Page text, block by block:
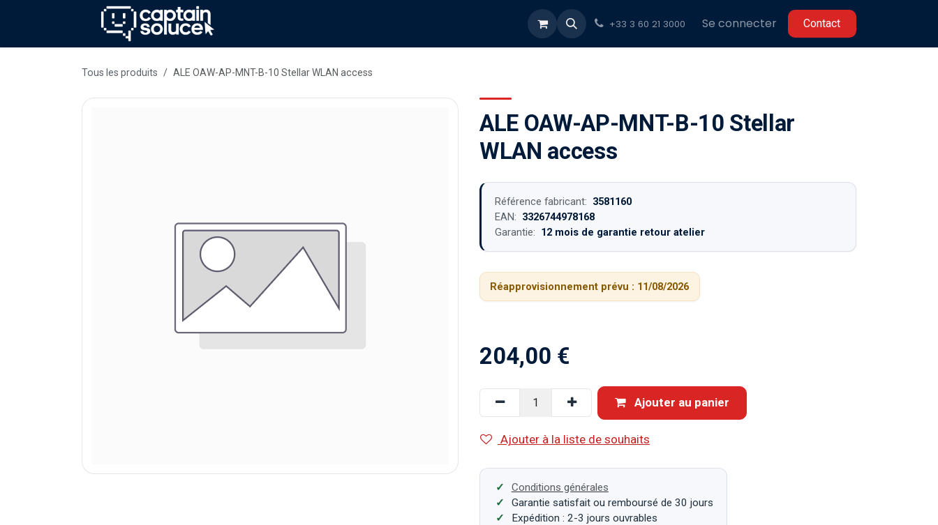
Se rendre au contenu
+33 3 60 21 3000 Se connecter C​​ontact
Tous les produits ALE OAW-AP-MNT-B-10 Stellar WLAN access
ALE OAW-AP-MNT-B-10 Stellar
WLAN access
Référence fabricant: 3581160
EAN: 3326744978168
Garantie: 12 mois de garantie retour atelier
Réapprovisionnement prévu : 11/08/2026
204,00 €
Ajouter au panier
Ajouter à la liste de souhaits
Conditions générales
Garantie satisfait ou remboursé de 30 jours
Expédition : 2-3 jours ouvrables